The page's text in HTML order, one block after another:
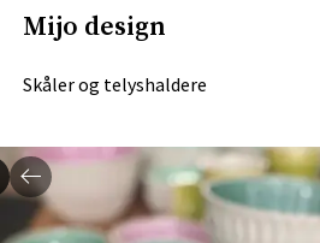
Mijo design
Skåler og telyshaldere